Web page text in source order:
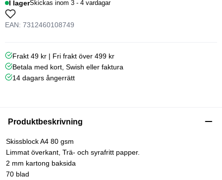
I lagerSkickas inom 3 - 4 vardagar
EAN: 7312460108749
Frakt 49 kr | Fri frakt över 499 kr
Betala med kort, Swish eller faktura
14 dagars ångerrätt
Produktbeskrivning
Skissblock A4 80 gsm
Limmat överkant, Trä- och syrafritt papper.
2 mm kartong baksida
70 blad